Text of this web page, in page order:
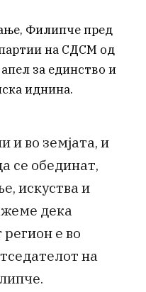
Филипче пред
на СДСМ од
за единство и
иднина.
и во земјата, и
се обединат,
искуства и
дека
е во
на